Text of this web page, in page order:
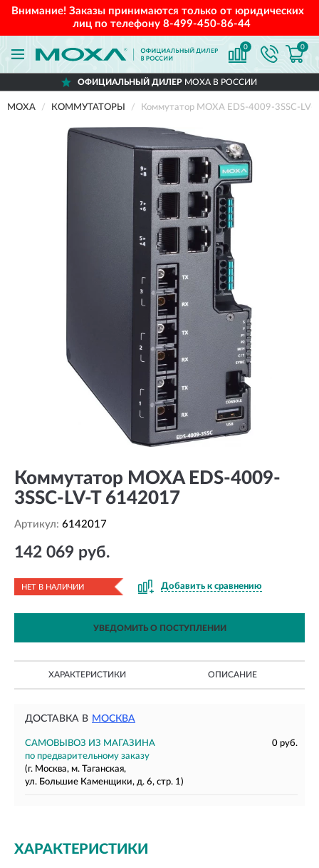
Внимание! Заказы принимаются только от юридических
лиц по телефону 8-499-450-86-44
0 0
ОФИЦИАЛЬНЫЙ ДИЛЕРMOXA В РОССИИ
MOXA КОММУТАТОРЫ Коммутатор MOXA EDS-4009-3SSC-LV-T
Коммутатор MOXA EDS-4009-
3SSC-LV-T 6142017
Артикул: 6142017
142 069 руб.
НЕТ В НАЛИЧИИ Добавить к сравнению
УВЕДОМИТЬ О ПОСТУПЛЕНИИ
ХАРАКТЕРИСТИКИ ОПИСАНИЕ
ДОСТАВКА В МОСКВА
САМОВЫВОЗ ИЗ МАГАЗИНА
0 руб.
по предварительному заказу
(г. Москва, м. Таганская,
ул. Большие Каменщики, д. 6, стр. 1)
ХАРАКТЕРИСТИКИ